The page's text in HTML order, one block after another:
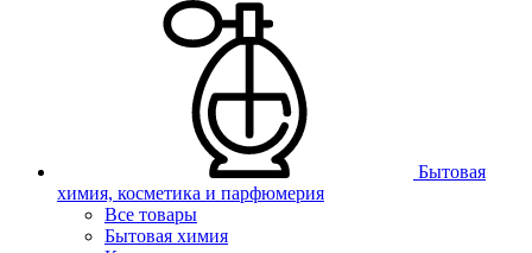
Бытовая
химия, косметика и парфюмерия
Все товары
Бытовая химия